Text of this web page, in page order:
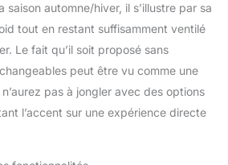
saison automne/hiver, il s’illustre par sa
tout en restant suffisamment ventilé
Le fait qu’il soit proposé sans
peut être vu comme une
pas à jongler avec des options
l’accent sur une expérience directe